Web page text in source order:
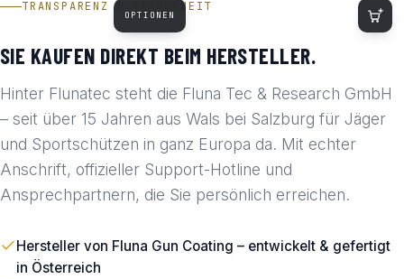
OPTIONEN
TRANSPARENZ & SICHERHEIT
SIE KAUFEN DIREKT BEIM HERSTELLER.
Hinter Flunatec steht die Fluna Tec & Research GmbH
– seit über 15 Jahren aus Wals bei Salzburg für Jäger
und Sportschützen in ganz Europa da. Mit echter
Anschrift, offizieller Support-Hotline und
Ansprechpartnern, die Sie persönlich erreichen.
Hersteller von Fluna Gun Coating – entwickelt & gefertigt
in Österreich